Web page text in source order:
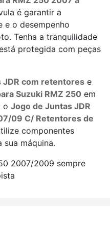
é garantir a
e o desempenho
Tenha a tranquilidade
protegida com peças
JDR com retentores e
Suzuki RMZ 250 em
o Jogo de Juntas JDR
09 C/ Retentores de
componentes
sua máquina.
2007/2009 sempre